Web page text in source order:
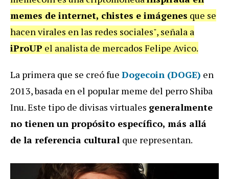
memes de internet, chistes e imágenes que se
hacen virales en las redes sociales", señala a
iProUP el analista de mercados Felipe Avico.
La primera que se creó fue Dogecoin (DOGE) en
2013, basada en el popular meme del perro Shiba
Inu. Este tipo de divisas virtuales generalmente
no tienen un propósito específico, más allá
de la referencia cultural que representan.